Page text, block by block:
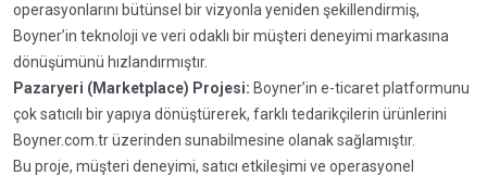
operasyonlarını bütünsel bir vizyonla yeniden şekillendirmiş,
Boyner’in teknoloji ve veri odaklı bir müşteri deneyimi markasına
dönüşümünü hızlandırmıştır.
Pazaryeri (Marketplace) Projesi: Boyner’in e-ticaret platformunu
çok satıcılı bir yapıya dönüştürerek, farklı tedarikçilerin ürünlerini
Boyner.com.tr üzerinden sunabilmesine olanak sağlamıştır.
Bu proje, müşteri deneyimi, satıcı etkileşimi ve operasyonel